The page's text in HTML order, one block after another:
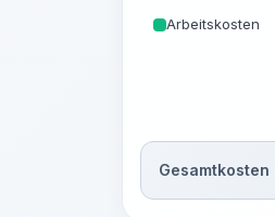
Arbeitskosten
Gesamtkosten